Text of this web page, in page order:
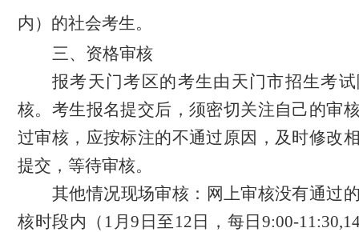
内 ） 的社会考生。
三、资格审核
报考天门考区的考生由天门市招生考
核。考生报名提交后，须密切关注自己的审
过审核，应按标注的不通过原因，及时修改
提交，等待审核。
其他情况现场审核：网上审核没有通过
核时段内（ 1 月9 日至12 日， 每日 9:00-